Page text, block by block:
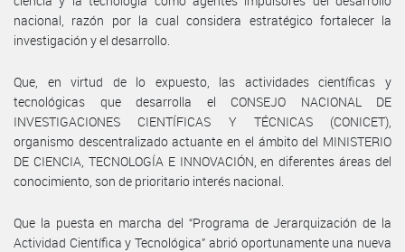
nacional, razón por la cual considera estratégico fortalecer la
investigación y el desarrollo.
Que, en virtud de lo expuesto, las actividades científicas y
tecnológicas que desarrolla el CONSEJO NACIONAL DE
INVESTIGACIONES CIENTÍFICAS Y TÉCNICAS (CONICET),
organismo descentralizado actuante en el ámbito del MINISTERIO
DE CIENCIA, TECNOLOGÍA E INNOVACIÓN, en diferentes áreas del
conocimiento, son de prioritario interés nacional.
Que la puesta en marcha del “Programa de Jerarquización de la
Actividad Científica y Tecnológica” abrió oportunamente una nueva